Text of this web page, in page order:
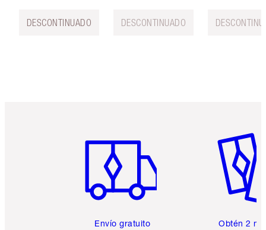
DESCONTINUADO DESCONTINUADO
Envío gratuito
Obtén 2